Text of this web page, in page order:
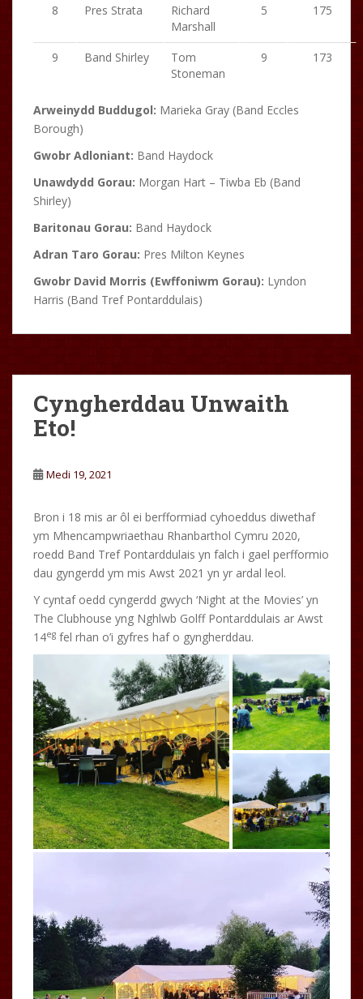
8
Pres Strata
Richard
Marshall
5 175
9 Band Shirley
Tom
Stoneman
9 173
Arweinydd Buddugol: Marieka Gray (Band Eccles
Borough)
Gwobr Adloniant: Band Haydock
Unawdydd Gorau: Morgan Hart – Tiwba Eb (Band
Shirley)
Baritonau Gorau: Band Haydock
Adran Taro Gorau: Pres Milton Keynes
Gwobr David Morris (Ewffoniwm Gorau): Lyndon
Harris (Band Tref Pontarddulais)
Cyngherddau Unwaith
Eto!
Medi 19, 2021
Bron i 18 mis ar ôl ei berfformiad cyhoeddus diwethaf
ym Mhencampwriaethau Rhanbarthol Cymru 2020,
roedd Band Tref Pontarddulais yn falch i gael perfformio
dau gyngerdd ym mis Awst 2021 yn yr ardal leol.
Y cyntaf oedd cyngerdd gwych ‘Night at the Movies’ yn
The Clubhouse yng Nghlwb Golff Pontarddulais ar Awst
14eg fel rhan o’i gyfres haf o gyngherddau.